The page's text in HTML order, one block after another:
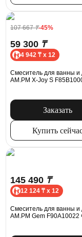
107 667₸-45%
59 300 ₸
4 942 ₸ x 12
Смеситель для ванны и
AM.PM X-Joy S
Заказать
Купить
145 490 ₸
12 124 ₸ x 12
Смеситель для ванны и
AM.PM Gem F90A10022